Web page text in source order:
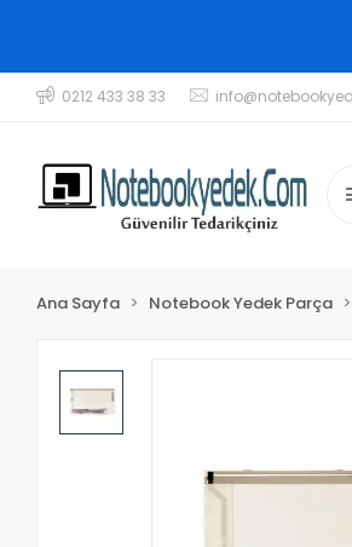
0212 433 38 33
Ana Sayfa Notebook Yedek Parça